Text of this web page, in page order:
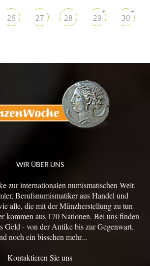
26 27 28 29
+
30
+
WIR ÜBER UNS
zur internationalen numismatischen Welt.
Berufsnumismatiker aus Handel und
alle, die mit der Münzherstellung zu tun
kommen aus 170 Nationen. Bei uns finden
Geld - von der Antike bis zur Gegenwart.
noch ein bisschen mehr...
Kontaktieren Sie uns